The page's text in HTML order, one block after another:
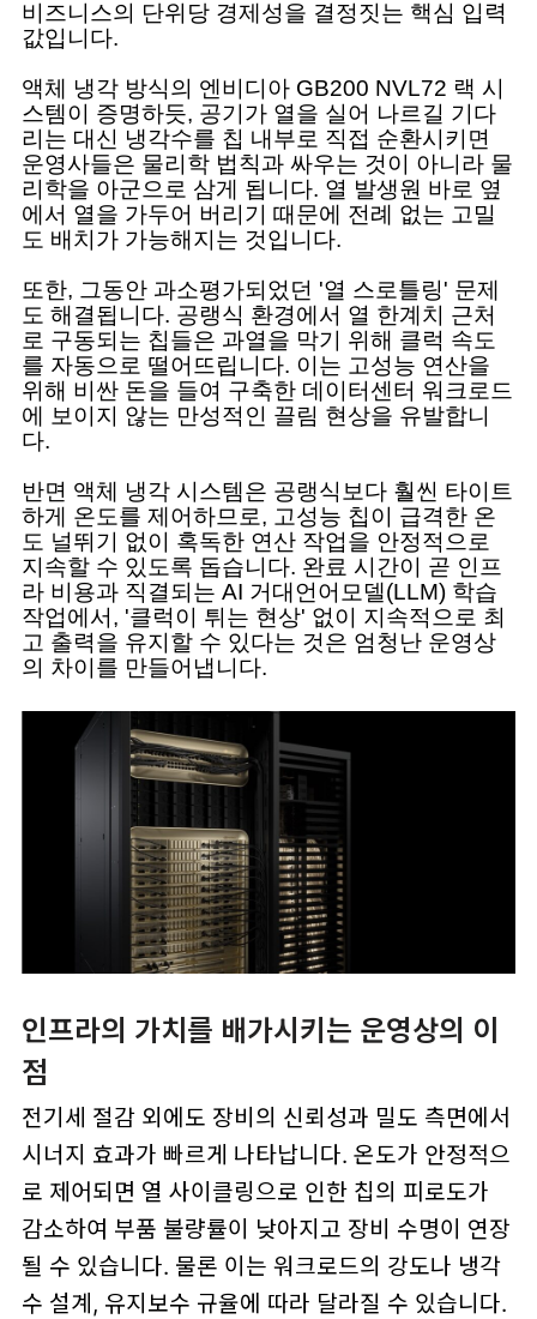
비즈니스의 단위당 경제성을 결정짓는 핵심 입력
값입니다.
액체 냉각 방식의 엔비디아 GB200 NVL72 랙 시
스템이 증명하듯, 공기가 열을 실어 나르길 기다
리는 대신 냉각수를 칩 내부로 직접 순환시키면
운영사들은 물리학 법칙과 싸우는 것이 아니라 물
리학을 아군으로 삼게 됩니다. 열 발생원 바로 옆
에서 열을 가두어 버리기 때문에 전례 없는 고밀
도 배치가 가능해지는 것입니다.
또한, 그동안 과소평가되었던 '열 스로틀링' 문제
도 해결됩니다. 공랭식 환경에서 열 한계치 근처
로 구동되는 칩들은 과열을 막기 위해 클럭 속도
를 자동으로 떨어뜨립니다. 이는 고성능 연산을
위해 비싼 돈을 들여 구축한 데이터센터 워크로드
에 보이지 않는 만성적인 끌림 현상을 유발합니
다.
반면 액체 냉각 시스템은 공랭식보다 훨씬 타이트
하게 온도를 제어하므로, 고성능 칩이 급격한 온
도 널뛰기 없이 혹독한 연산 작업을 안정적으로
지속할 수 있도록 돕습니다. 완료 시간이 곧 인프
라 비용과 직결되는 AI 거대언어모델(LLM) 학습
작업에서, '클럭이 튀는 현상' 없이 지속적으로 최
고 출력을 유지할 수 있다는 것은 엄청난 운영상
의 차이를 만들어냅니다.
인프라의 가치를 배가시키는 운영상의 이
점
전기세 절감 외에도 장비의 신뢰성과 밀도 측면에서
시너지 효과가 빠르게 나타납니다. 온도가 안정적으
로 제어되면 열 사이클링으로 인한 칩의 피로도가
감소하여 부품 불량률이 낮아지고 장비 수명이 연장
될 수 있습니다. 물론 이는 워크로드의 강도나 냉각
수 설계, 유지보수 규율에 따라 달라질 수 있습니다.